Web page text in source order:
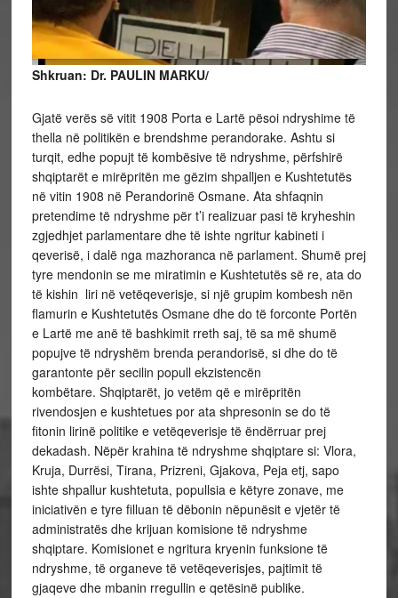
Shkruan: Dr. PAULIN MARKU/
Gjatë verës së vitit 1908 Porta e Lartë pësoi ndryshime të
thella në politikën e brendshme perandorake. Ashtu si
turqit, edhe popujt të kombësive të ndryshme, përfshirë
shqiptarët e mirëpritën me gëzim shpalljen e Kushtetutës
në vitin 1908 në Perandorinë Osmane. Ata shfaqnin
pretendime të ndryshme për t’i realizuar pasi të kryheshin
zgjedhjet parlamentare dhe të ishte ngritur kabineti i
qeverisë, i dalë nga mazhoranca në parlament. Shumë prej
tyre mendonin se me miratimin e Kushtetutës së re, ata do
të kishin liri në vetëqeverisje, si një grupim kombesh nën
flamurin e Kushtetutës Osmane dhe do të forconte Portën
e Lartë me anë të bashkimit rreth saj, të sa më shumë
popujve të ndryshëm brenda perandorisë, si dhe do të
garantonte për secilin popull ekzistencën
kombëtare. Shqiptarët, jo vetëm që e mirëpritën
rivendosjen e kushtetues por ata shpresonin se do të
fitonin lirinë politike e vetëqeverisje të ëndërruar prej
dekadash. Nëpër krahina të ndryshme shqiptare si: Vlora,
Kruja, Durrësi, Tirana, Prizreni, Gjakova, Peja etj, sapo
ishte shpallur kushtetuta, popullsia e këtyre zonave, me
iniciativën e tyre filluan të dëbonin nëpunësit e vjetër të
administratës dhe krijuan komisione të ndryshme
shqiptare. Komisionet e ngritura kryenin funksione të
ndryshme, të organeve të vetëqeverisjes, pajtimit të
gjaqeve dhe mbanin rregullin e qetësinë publike.